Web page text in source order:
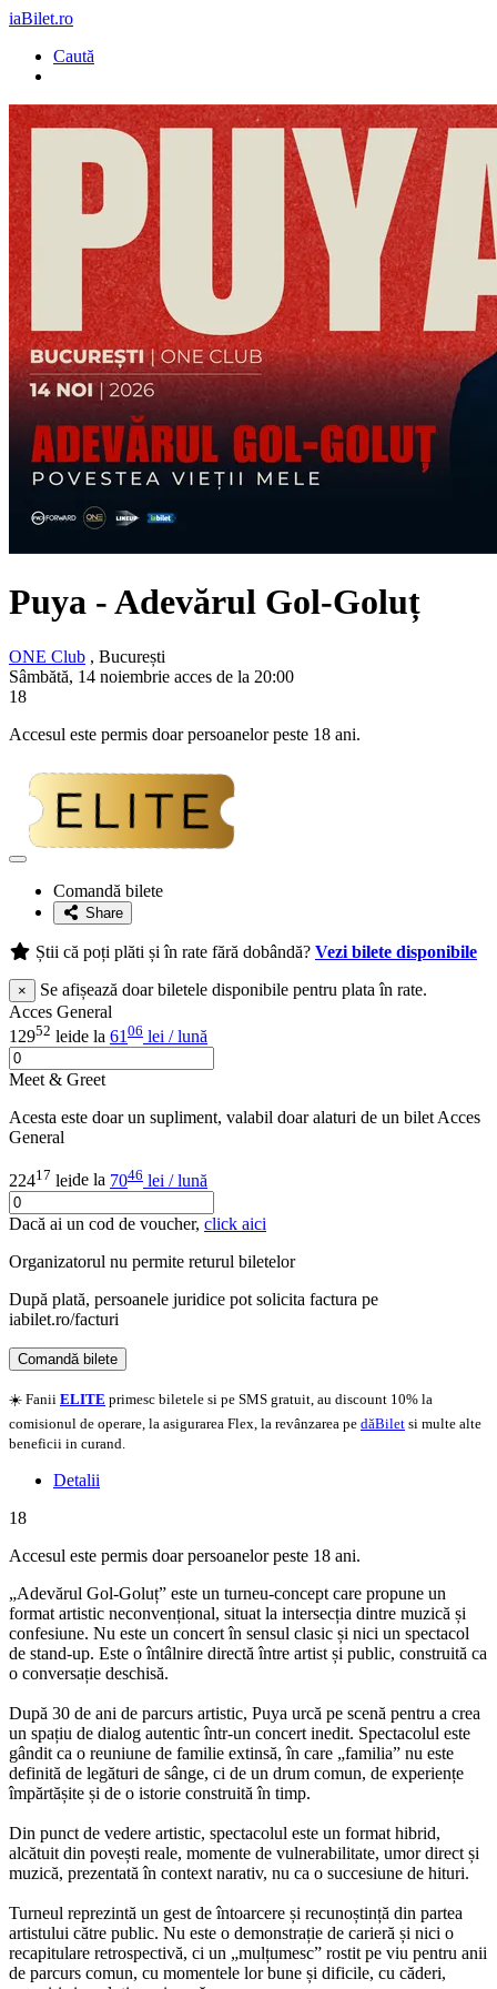
iaBilet.ro
Caută
Puya - Adevărul Gol-Goluț
ONE Club , București
Sâmbătă, 14 noiembrie acces de la 20:00
18
Accesul este permis doar persoanelor peste 18 ani.
Adaugă
favoriteComandă bilete
Share
Știi că poți plăti și în rate fără dobândă? Vezi bilete disponibile
×
Se afișează doar biletele disponibile pentru plata în rate.
Acces General
12952 leide la 61 06 lei / lună
Meet & Greet
Acesta este doar un supliment, valabil doar alaturi de un bilet Acces
General
22417 leide la 7046 lei / lună
Dacă ai un cod de voucher, click aici
Organizatorul nu permite returul biletelor
După plată, persoanele juridice pot solicita factura pe
iabilet.ro/facturi
Comandă bilete
☀️ Fanii ELITE primesc biletele si pe SMS gratuit, au discount 10% la
comisionul de operare, la asigurarea Flex, la revânzarea pe dăBilet si multe alte
beneficii in curand.
Detalii
18
Accesul este permis doar persoanelor peste 18 ani.
„Adevărul Gol-Goluț” este un turneu-concept care propune un
format artistic neconvențional, situat la intersecția dintre muzică și
confesiune. Nu este un concert în sensul clasic și nici un spectacol
de stand-up. Este o întâlnire directă între artist și public, construită ca
o conversație deschisă.
După 30 de ani de parcurs artistic, Puya urcă pe scenă pentru a crea
un spațiu de dialog autentic într-un concert inedit. Spectacolul este
gândit ca o reuniune de familie extinsă, în care „familia” nu este
definită de legături de sânge, ci de un drum comun, de experiențe
împărtășite și de o istorie construită în timp.
Din punct de vedere artistic, spectacolul este un format hibrid,
alcătuit din povești reale, momente de vulnerabilitate, umor direct și
muzică, prezentată în context narativ, nu ca o succesiune de hituri.
Turneul reprezintă un gest de întoarcere și recunoștință din partea
artistului către public. Nu este o demonstrație de carieră și nici o
recapitulare retrospectivă, ci un „mulțumesc” rostit pe viu pentru anii
de parcurs comun, cu momentele lor bune și dificile, cu căderi,